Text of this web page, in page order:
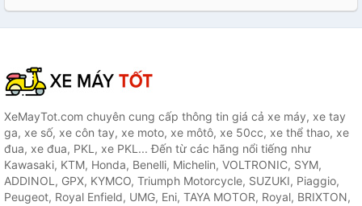
XeMayTot.com chuyên cung cấp thông tin giá cả xe máy, xe tay
ga, xe số, xe côn tay, xe moto, xe môtô, xe 50cc, xe thể thao, xe
đua, xe đua, PKL, xe PKL... Đến từ các hãng nổi tiếng như
Kawasaki, KTM, Honda, Benelli, Michelin, VOLTRONIC, SYM,
ADDINOL, GPX, KYMCO, Triumph Motorcycle, SUZUKI, Piaggio,
Peugeot, Royal Enfield, UMG, Eni, TAYA MOTOR, Royal, BRIXTON,